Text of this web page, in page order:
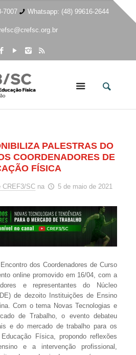
7007 Whatsapp: (48) 99616-2644
PALESTRAS DO
COORDENADORES DE
FÍSICA
CREF3/SC na 5 de maio de 2021
dos Coordenadores de Curso
online promovido em 16/04, com a
e representantes do Núcleo
de dezoito Instituições de Ensino
Com o tema Novas Tecnologias e
de Trabalho, o evento debateu
e do mercado de trabalho para os
Física, propondo reflexões
e a intervenção profissional,